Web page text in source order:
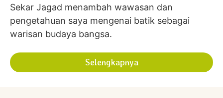
Sekar Jagad menambah wawasan dan
pengetahuan saya mengenai batik sebagai
warisan budaya bangsa.
Selengkapnya